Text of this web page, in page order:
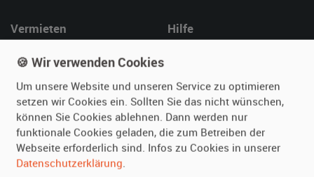
Vermieten
Fotos senden
Fragen für Vermieter
Inserat verwalten
Hilfe
Kontakt
SPECIAL
Berühmte Filmautos –
🍪 Wir verwenden Cookies
Um unsere Website und unseren Service zu optimieren
setzen wir Cookies ein. Sollten Sie das nicht wünschen,
können Sie Cookies ablehnen. Dann werden nur
funktionale Cookies geladen, die zum Betreiben der
Webseite erforderlich sind. Infos zu Cookies in unserer
Datenschutzerklärung.